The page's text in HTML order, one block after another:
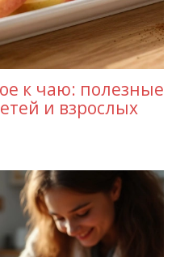
к чаю: полезные
и взрослых